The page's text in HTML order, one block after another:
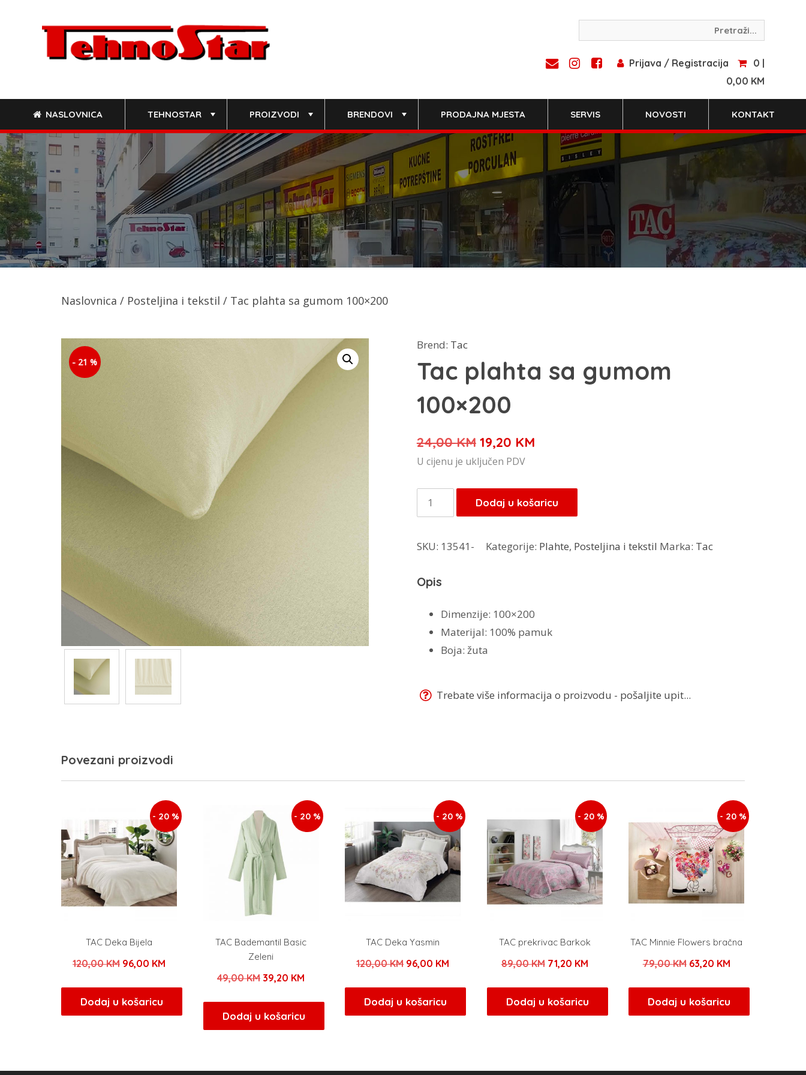
Prijava / Registracija
0 |
0,00 KM
NASLOVNICA TEHNOSTAR PROIZVODI BRENDOVI PRODAJNA MJESTA SERVIS NOVOSTI KONTAKT
Naslovnica / Posteljina i tekstil / Tac plahta sa gumom 100×200
- 21 %
Brend: Tac
Tac plahta sa gumom
100×200
24,00KM Izvorna
cijena
je:
24,00 KM.
19,20 KMTrenutna
19,20 KM.
U cijenu je uključen PDV
Tac
plahta
gumom
količina
Dodaj u košaricu
SKU: 13541- Kategorije: Plahte, Posteljina i tekstil Marka: Tac
Opis
Dimenzije: 100×200
Materijal: 100% pamuk
Boja: žuta
Trebate više informacija o proizvodu - pošaljite upit...
Povezani proizvodi
- 20 %
TAC Deka Bijela
120,00KM Izvorna
bila
je:
96,00 KM
96,00 KM.
Dodaj u košaricu
- 20 %
TAC Bademantil Basic
Zeleni
49,00KM Izvorna
bila
je:
39,20 KM
je:
39,20 KM.
Dodaj u košaricu
- 20 %
TAC Deka Yasmin
120,00KM Izvorna
bila
je:
96,00 KM
96,00 KM.
Dodaj u košaricu
- 20 %
TAC prekrivac Barkok
89,00KM Izvorna
bila
je:
71,20 KMTrenutna
je:
71,20 KM.
Dodaj u košaricu
- 20 %
TAC Minnie Flowers bračna
79,00KM Izvorna
bila
je:
63,20 KMTrenutna
je:
63,20 KM.
Dodaj u košaricu